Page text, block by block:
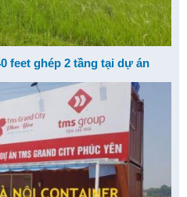
feet ghép 2 tầng tại dự án